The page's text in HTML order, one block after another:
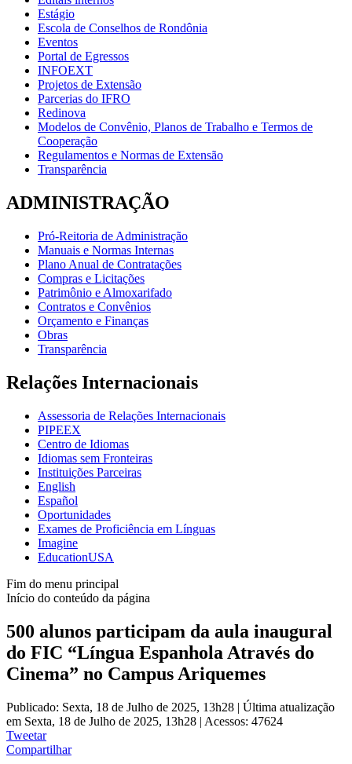
Estágio
Escola de Conselhos de Rondônia
Eventos
Portal de Egressos
INFOEXT
Projetos de Extensão
Parcerias do IFRO
Redinova
Modelos de Convênio, Planos de Trabalho e Termos de
Cooperação
Regulamentos e Normas de Extensão
Transparência
ADMINISTRAÇÃO
Pró-Reitoria de Administração
Manuais e Normas Internas
Plano Anual de Contratações
Compras e Licitações
Patrimônio e Almoxarifado
Contratos e Convênios
Orçamento e Finanças
Obras
Transparência
Relações Internacionais
Assessoria de Relações Internacionais
PIPEEX
Centro de Idiomas
Idiomas sem Fronteiras
Instituições Parceiras
English
Español
Oportunidades
Exames de Proficiência em Línguas
Imagine
EducationUSA
Fim do menu principal
Início do conteúdo da página
500 alunos participam da aula inaugural
do FIC “Língua Espanhola Através do
Cinema” no Campus Ariquemes
Publicado: Sexta, 18 de Julho de 2025, 13h28 | Última atualização
em Sexta, 18 de Julho de 2025, 13h28 | Acessos: 47624
Tweetar
Compartilhar